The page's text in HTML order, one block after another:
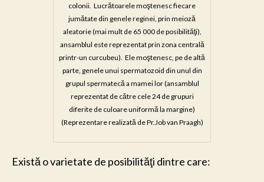
colonii. Lucrătoarele moştenesc fiecare
jumătate din genele reginei, prin meioză
aleatorie (mai mult de 65 000 de posibilităţi),
ansamblul este reprezentat prin zona centrală
printr-un curcubeu). Ele moştenesc, pe de altă
parte, genele unui spermatozoid din unul din
grupul spermatecă a mamei lor (ansamblul
reprezentat de către cele 24 de grupuri
diferite de culoare uniformă la margine)
(Reprezentare realizată de Pr.Job van Praagh)
Există o varietate de posibilităţi dintre care: